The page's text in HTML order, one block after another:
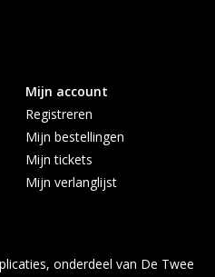
Mijn account
Registreren
Mijn bestellingen
Mijn tickets
Mijn verlanglijst
onderdeel van De Twee